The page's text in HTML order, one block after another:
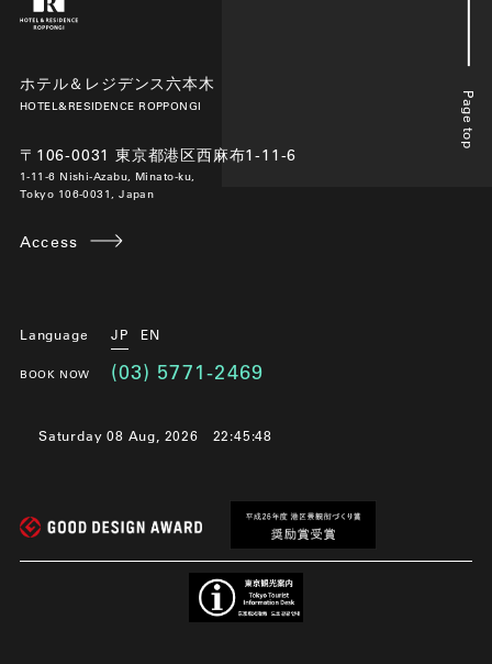
Page top
ホテル＆レジデンス六本木
HOTEL&RESIDENCE ROPPONGI
〒106-0031 東京都港区西麻布1-11-6
1-11-6 Nishi-Azabu, Minato-ku,
Tokyo 106-0031, Japan
Access
Language JP EN
BOOK NOW (03) 5771-2469
Saturday 08 Aug, 2026 22:45:49